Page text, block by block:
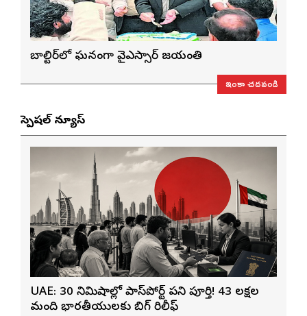
బాల్టిమోర్‌లో ఘనంగా వైఎస్సార్‌ జయంతి
ఇంకా చదవండి
స్పెషల్ న్యూస్
UAE: 30 నిమిషాల్లో పాస్‌పోర్ట్ పని పూర్తి! 43 లక్షల
మంది భారతీయులకు బిగ్ రిలీఫ్